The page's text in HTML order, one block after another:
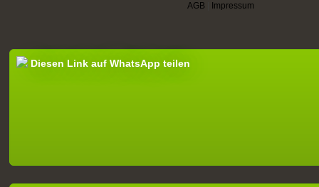
AGB Impressum
Diesen Link auf WhatsApp teilen